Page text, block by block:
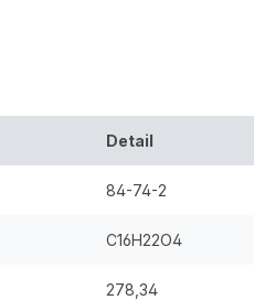
Detail
84-74-2
C16H22O4
278,34